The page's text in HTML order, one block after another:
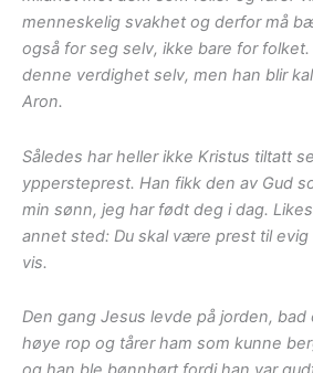
menneskelig svakhet og derfor må
også for seg selv, ikke bare for
denne verdighet selv, men han blir
Aron.
Således har heller ikke Kristus tiltatt
yppersteprest. Han fikk den av Gud
min sønn, jeg har født deg i dag.
annet sted: Du skal være prest til
vis.
Den gang Jesus levde på jorden,
høye rop og tårer ham som kunne